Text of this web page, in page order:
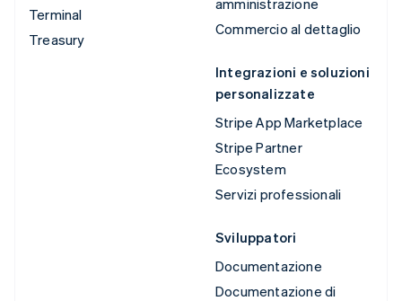
Terminal
Treasury
Commercio al dettaglio
Integrazioni e soluzioni
personalizzate
Stripe App Marketplace
Stripe Partner
Ecosystem
Servizi professionali
Sviluppatori
Documentazione
Documentazione di